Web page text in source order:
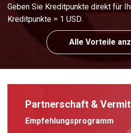
Geben Sie Kreditpunkte direkt für
Kreditpunkte = 1 USD.
Alle Vorteile
Partnerschaft &
Empfehlungsprogramm